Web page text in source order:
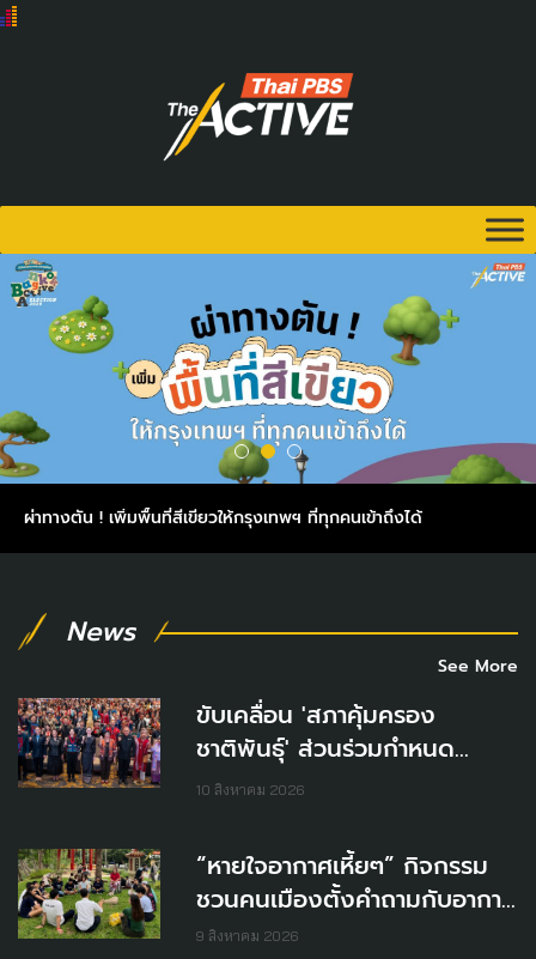
ผ่าทางตัน ! เพิ่มพื้นที่สีเขียวให้กรุงเทพฯ ที่ทุกคนเข้าถึงได้
News
See More
ขับเคลื่อน 'สภาคุ้มครอง
ชาติพันธุ์' ส่วนร่วมกำหนด
นโยบาย สิทธิ-เท่าเทียม
10 สิงหาคม 2026
“หายใจอากาศเหี้ยๆ” กิจกรรม
ชวนคนเมืองตั้งคำถามกับอากาศ
ที่เราไม่ได้เลือกเอง
9 สิงหาคม 2026